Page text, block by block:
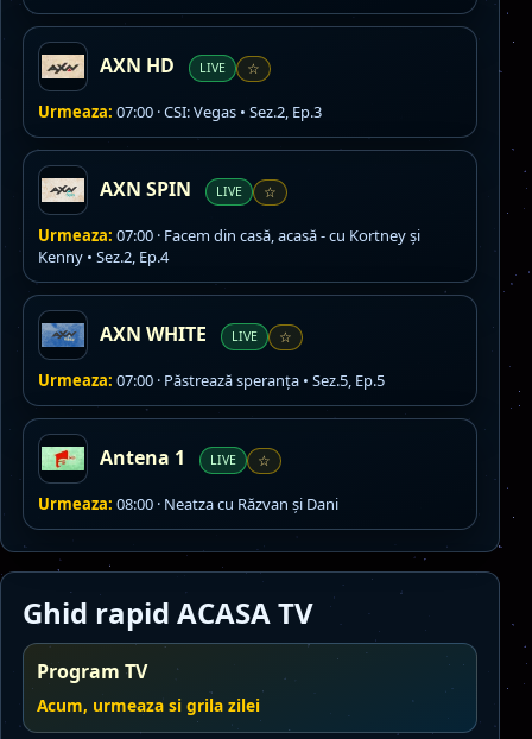
AXN HD LIVE ☆
Urmeaza: 07:00 · CSI: Vegas • Sez.2, Ep.3
AXN SPIN LIVE ☆
Urmeaza: 07:00 · Facem din casă, acasă - cu Kortney și
Kenny • Sez.2, Ep.4
AXN WHITE LIVE ☆
Urmeaza: 07:00 · Păstrează speranța • Sez.5, Ep.5
Antena 1 LIVE ☆
Urmeaza: 08:00 · Neatza cu Răzvan şi Dani
Ghid rapid ACASA TV
Program TV
Acum, urmeaza si grila zilei